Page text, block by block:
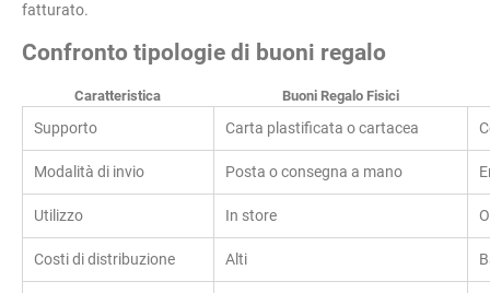
fatturato.
Confronto tipologie di buoni regalo
Caratteristica Buoni Regalo Fisici
Supporto Carta plastificata o cartacea
Modalità di invio Posta o consegna a mano
Utilizzo In store
Costi di distribuzione Alti